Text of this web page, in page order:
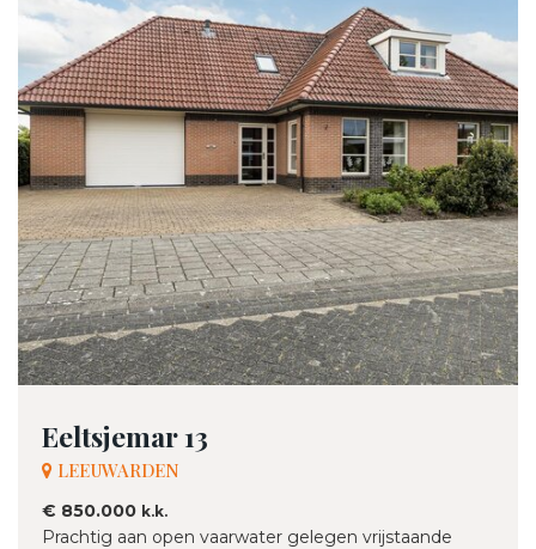
Eeltsjemar 13
LEEUWARDEN
€ 850.000 k.k.
Prachtig aan open vaarwater gelegen vrijstaande